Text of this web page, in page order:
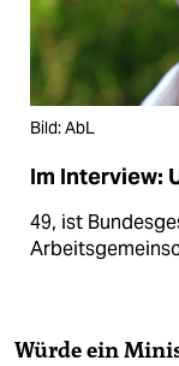
Bild: AbL
Im Interview:
49, ist
Würde ein